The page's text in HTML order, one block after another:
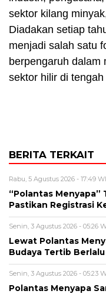
sektor kilang
Diadakan setiap
menjadi salah satu
berpengaruh dalam
sektor hilir di
BERITA TERKAIT
Rabu, 5 Agustus 2026 - 17:49
“Polantas Menyapa”
Pastikan Registrasi
Senin, 3 Agustus 2026 - 05:26
Lewat Polantas
Budaya Tertib
Senin, 3 Agustus 2026 - 05:23
Polantas Menyapa